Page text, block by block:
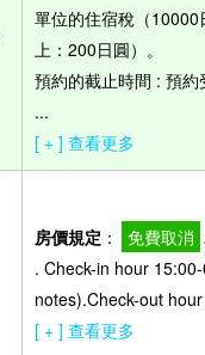
單位的住宿稅（
上：200日圓）。
預約的截止時間 : 預
...
[ + ] 查看更多
房價規定 ： 免費取消
. Check-in hour
notes).Check-out
[ + ] 查看更多